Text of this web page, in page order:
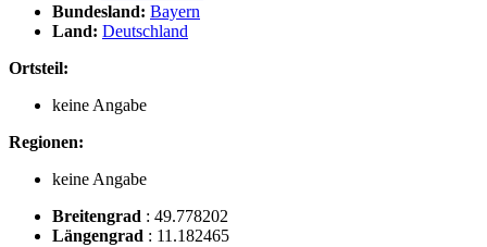
Bundesland: Bayern
Land: Deutschland
Ortsteil:
keine Angabe
Regionen:
keine Angabe
Breitengrad : 49.778202
Längengrad : 11.182465